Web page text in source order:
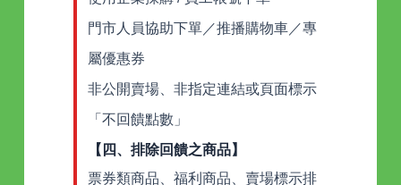
門市人員協助下單／推播購物車／專
屬優惠券
非公開賣場、非指定連結或頁面標示
「不回饋點數」
【四、排除回饋之商品】
票券類商品、福利商品、賣場標示排